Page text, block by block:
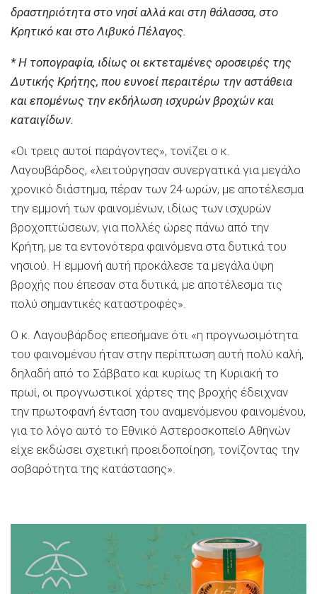
δραστηριότητα στο νησί αλλά και στη θάλασσα, στο
Κρητικό και στο Λιβυκό Πέλαγος.
* Η τοπογραφία, ιδίως οι εκτεταμένες οροσειρές της
Δυτικής Κρήτης, που ευνοεί περαιτέρω την αστάθεια
και επομένως την εκδήλωση ισχυρών βροχών και
καταιγίδων.
«Οι τρεις αυτοί παράγοντες», τονίζει ο κ.
Λαγουβάρδος, «λειτούργησαν συνεργατικά για μεγάλο
χρονικό διάστημα, πέραν των 24 ωρών, με αποτέλεσμα
την εμμονή των φαινομένων, ιδίως των ισχυρών
βροχοπτώσεων, για πολλές ώρες πάνω από την
Κρήτη, με τα εντονότερα φαινόμενα στα δυτικά του
νησιού. Η εμμονή αυτή προκάλεσε τα μεγάλα ύψη
βροχής που έπεσαν στα δυτικά, με αποτέλεσμα τις
πολύ σημαντικές καταστροφές».
Ο κ. Λαγουβάρδος επεσήμανε ότι «η προγνωσιμότητα
του φαινομένου ήταν στην περίπτωση αυτή πολύ καλή,
δηλαδή από το Σάββατο και κυρίως τη Κυριακή το
πρωί, οι προγνωστικοί χάρτες της βροχής έδειχναν
την πρωτοφανή ένταση του αναμενόμενου φαινομένου,
για το λόγο αυτό το Εθνικό Αστεροσκοπείο Αθηνών
είχε εκδώσει σχετική προειδοποίηση, τονίζοντας την
σοβαρότητα της κατάστασης».